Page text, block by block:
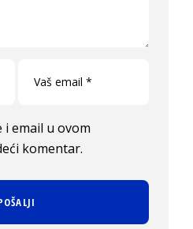
i email u ovom
komentar.